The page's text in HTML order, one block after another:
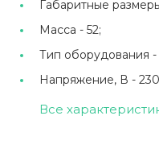
Габаритные
Масса - 52;
Тип оборудования -
Напряжение, В -
Все